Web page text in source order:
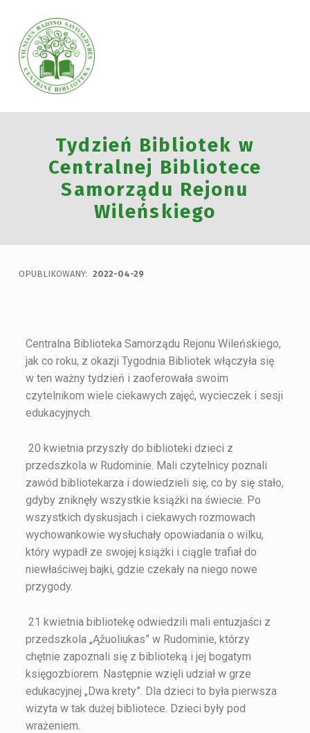
VILNIAUS RAJONO SAVIVALDYBĖS CENTRINĖ BIBLIOTEKA
VILNIAUS RAJONO SAVIVALDYBĖS CENTRINĖ BIBLIOTEKA KVIEČIA VISUS PRISIJUNGTI PRIE VISUOTINĖS PILIETINĖS INICIATYVOS „ATMINTIS GYVA, NES LIUDIJA“ IR UŽDEGTI ATMINIMO.
Tydzień Bibliotek w
Centralnej Bibliotece
Samorządu Rejonu
Wileńskiego
OPUBLIKOWANY: 2022-04-29
Centralna Biblioteka Samorządu Rejonu Wileńskiego,
jak co roku, z okazji Tygodnia Bibliotek włączyła się
w ten ważny tydzień i zaoferowała swoim
czytelnikom wiele ciekawych zajęć, wycieczek i sesji
edukacyjnych.
20 kwietnia przyszły do biblioteki dzieci z
przedszkola w Rudominie. Mali czytelnicy poznali
zawód bibliotekarza i dowiedzieli się, co by się stało,
gdyby zniknęły wszystkie książki na świecie. Po
wszystkich dyskusjach i ciekawych rozmowach
wychowankowie wysłuchały opowiadania o wilku,
który wypadł ze swojej książki i ciągle trafiał do
niewłaściwej bajki, gdzie czekały na niego nowe
przygody.
21 kwietnia bibliotekę odwiedzili mali entuzjaści z
przedszkola „Ąžuoliukas” w Rudominie, którzy
chętnie zapoznali się z biblioteką i jej bogatym
księgozbiorem. Następnie wzięli udział w grze
edukacyjnej „Dwa krety”. Dla dzieci to była pierwsza
wizyta w tak dużej bibliotece. Dzieci były pod
wrażeniem.